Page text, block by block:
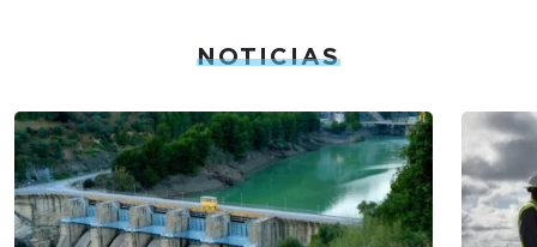
NOTICIAS